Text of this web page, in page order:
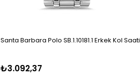
Santa Barbara Polo SB.1.10181.1 Erkek Kol Saati
₺3.092,37